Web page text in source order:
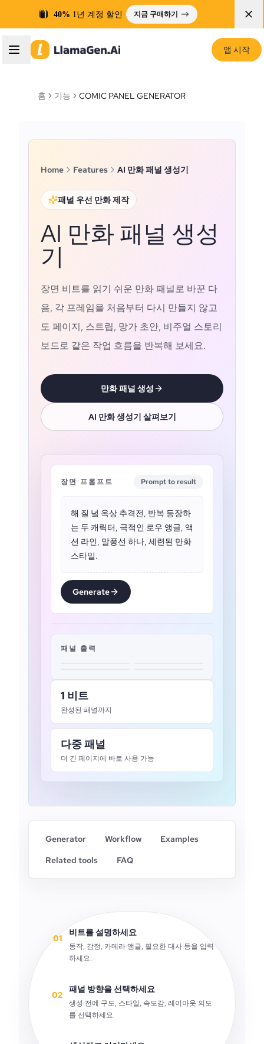
40% 1년 계정 할인 지금 구매하기
앱 시작
홈 기능 COMIC PANEL GENERATOR
Home Features AI 만화 패널 생성기
패널 우선 만화 제작
AI 만화 패널 생성
기
장면 비트를 읽기 쉬운 만화 패널로 바꾼 다
음, 각 프레임을 처음부터 다시 만들지 않고
도 페이지, 스트립, 망가 초안, 비주얼 스토리
보드로 같은 작업 흐름을 반복해 보세요.
만화 패널 생성
AI 만화 생성기 살펴보기
장면 프롬프트 Prompt to result
해 질 녘 옥상 추격전, 반복 등장하
는 두 캐릭터, 극적인 로우 앵글, 액
션 라인, 말풍선 하나, 세련된 만화
스타일.
Generate
패널 출력
1 비트
완성된 패널까지
다중 패널
더 긴 페이지에 바로 사용 가능
Generator Workflow
Examples
Related tools
FAQ
01
비트를 설명하세요
동작, 감정, 카메라 앵글, 필요한 대사 등을 입력
하세요.
02
패널 방향을 선택하세요
생성 전에 구도, 스타일, 속도감, 레이아웃 의도
를 선택하세요.